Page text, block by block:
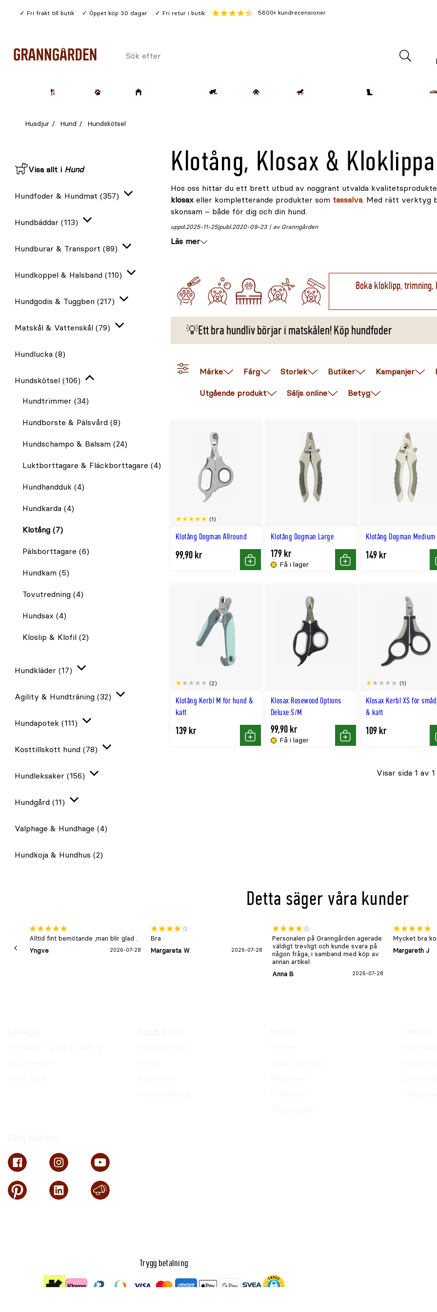
Fri frakt till butik Öppet köp 30 dagar Fri retur i butik 5800+ kundrecensioner
Sök
Husdjur Hund Hundskötsel
Klotång, Klosax &
Hos oss hittar du ett brett utbud av noggrant utvalda
klosax eller kompletterande produkter som tassalva. Med rätt verktyg
skonsam – både för dig och din hund.
publ.2020-09-23
uppd.2025-11-25 av Granngården
Läs mer
Boka kloklipp, trimning,
Visa allt i Hund
Hundfoder & Hundmat (357)
Hundbäddar (113)
Hundburar & Transport (89)
Hundkoppel & Halsband (110)
Hundgodis & Tuggben (217)
Matskål & Vattenskål (79)
Hundlucka (8)
Hundskötsel (106)
igen
Hundtrimmer (34)
Hundborste & Pälsvård (8)
Hundschampo & Balsam (24)
Luktborttagare & Fläckborttagare (4)
Hundhandduk (4)
Hundkarda (4)
Klotång (7)
Pälsborttagare (6)
Hundkam (5)
Tovutredning (4)
Hundsax (4)
Kloslip & Klofil (2)
Hundkläder (17)
Agility & Hundträning (32)
Hundapotek (111)
Kosttillskott hund (78)
Hundleksaker (156)
Hundgård (11)
Valphage & Hundhage (4)
Hundkoja & Hundhus (2)
💡Ett bra hundliv börjar i matskålen! Köp hundfoder
Märke Färg Storlek Butiker Kampanjer
Utgående produkt Säljs online Betyg
Klotång Dogman Allround
(1)
99,90 kr
Köp
Klotång Dogman Large
Få i lager
179 kr
Köp
Klotång Dogman Medium
149 kr
Klotång Kerbl M för hund &
katt
(2)
139 kr
Köp
Klosax Rosewood Options
Deluxe S/M
Få i lager
99,90 kr
Köp
Klosax Kerbl XS för
& katt
(1)
109 kr
Visar sida 1 av 1
Detta säger våra kunder
Alltid fint bemötande ,man blir glad .
Yngve
2026-07-28
Bra
Margareta W
2026-07-28
Personalen på Granngården agerade
väldigt trevligt och kunde svara på
någon fråga, i samband med köp av
annan artikel.
Anna B
2026-07-28
Mycket bra
Margareth J
Trygg betalning